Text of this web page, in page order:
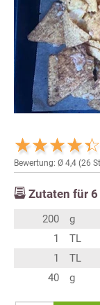
Bewertung: Ø 4,4 (26
Zutaten für 6
200 g
1
TL
1
TL
40
g